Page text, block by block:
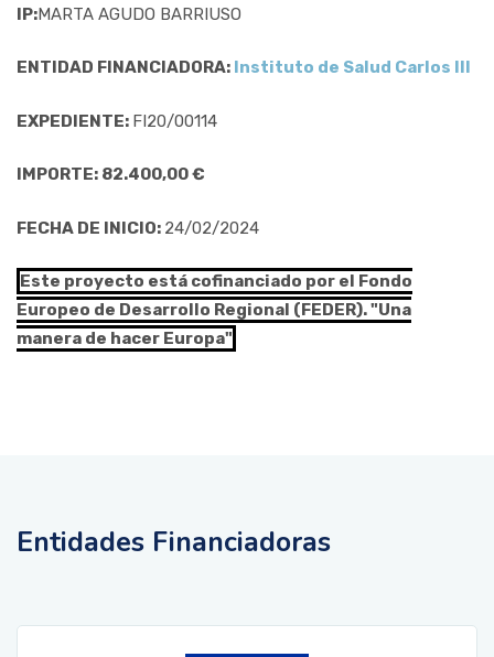
IP:MARTA AGUDO BARRIUSO
ENTIDAD FINANCIADORA: Instituto de Salud Carlos III
EXPEDIENTE: FI20/00114
IMPORTE: 82.400,00 €
FECHA DE INICIO: 24/02/2024
Este proyecto está cofinanciado por el Fondo
Europeo de Desarrollo Regional (FEDER). "Una
manera de hacer Europa"
Entidades Financiadoras